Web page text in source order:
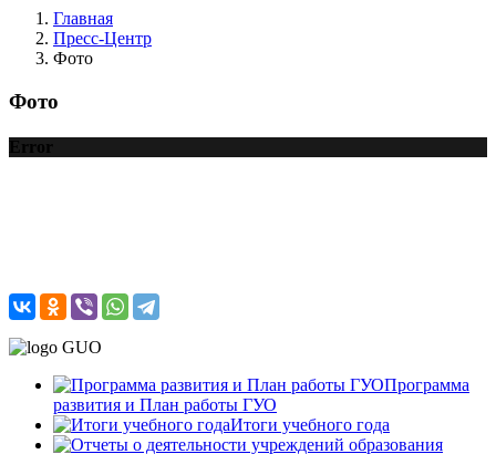
Главная
Пресс-Центр
Фото
Фото
Error
Программа
развития и План работы ГУО
Итоги учебного года